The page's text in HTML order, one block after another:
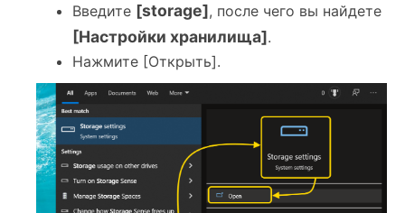
Введите [storage], после чего вы найдете
[Настройки хранилища].
Нажмите [Открыть].